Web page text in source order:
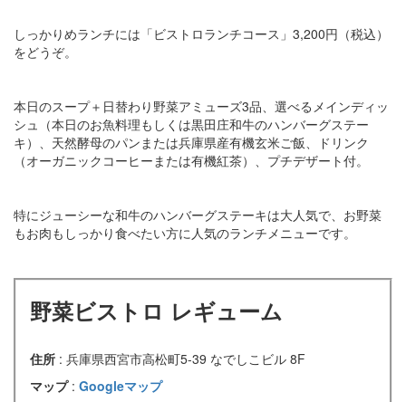
しっかりめランチには「ビストロランチコース」3,200円（税込）
をどうぞ。
本日のスープ＋日替わり野菜アミューズ3品、選べるメインディッ
シュ（本日のお魚料理もしくは黒田庄和牛のハンバーグステー
キ）、天然酵母のパンまたは兵庫県産有機玄米ご飯、ドリンク
（オーガニックコーヒーまたは有機紅茶）、プチデザート付。
特にジューシーな和牛のハンバーグステーキは大人気で、お野菜
もお肉もしっかり食べたい方に人気のランチメニューです。
野菜ビストロ レギューム
住所 : 兵庫県西宮市高松町5-39 なでしこビル 8F
マップ : Googleマップ